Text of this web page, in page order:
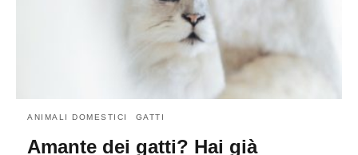
ANIMALI DOMESTICI GATTI
Amante dei gatti? Hai già